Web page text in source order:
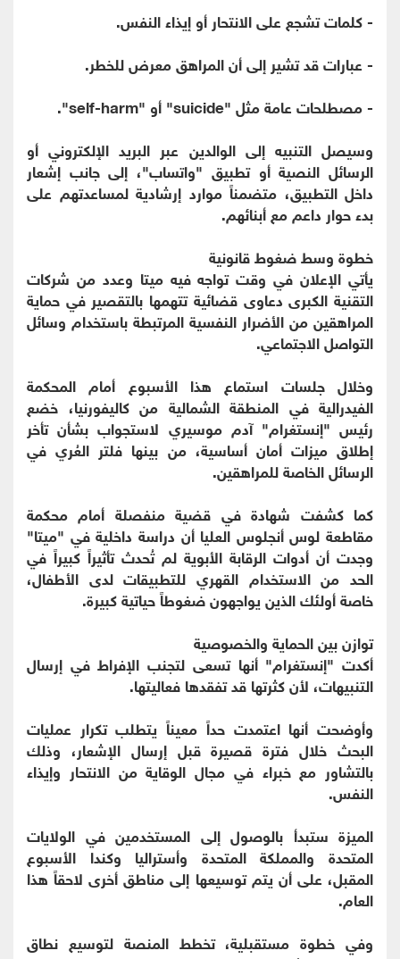
- كلمات تشجع على الانتحار أو إيذاء النفس.
- عبارات قد تشير إلى أن المراهق معرض للخطر.
- مصطلحات عامة مثل "suicide" أو "self-harm".
وسيصل التنبيه إلى الوالدين عبر البريد الإلكتروني أو
الرسائل النصية أو تطبيق "واتساب"، إلى جانب إشعار
داخل التطبيق، متضمناً موارد إرشادية لمساعدتهم على
بدء حوار داعم مع أبنائهم.
خطوة وسط ضغوط قانونية
يأتي الإعلان في وقت تواجه فيه ميتا وعدد من شركات
التقنية الكبرى دعاوى قضائية تتهمها بالتقصير في حماية
المراهقين من الأضرار النفسية المرتبطة باستخدام وسائل
التواصل الاجتماعي.
وخلال جلسات استماع هذا الأسبوع أمام المحكمة
الفيدرالية في المنطقة الشمالية من كاليفورنيا، خضع
رئيس "إنستغرام" آدم موسيري لاستجواب بشأن تأخر
إطلاق ميزات أمان أساسية، من بينها فلتر العُري في
الرسائل الخاصة للمراهقين.
كما كشفت شهادة في قضية منفصلة أمام محكمة
مقاطعة لوس أنجلوس العليا أن دراسة داخلية في "ميتا"
وجدت أن أدوات الرقابة الأبوية لم تُحدث تأثيراً كبيراً في
الحد من الاستخدام القهري للتطبيقات لدى الأطفال،
خاصة أولئك الذين يواجهون ضغوطاً حياتية كبيرة.
توازن بين الحماية والخصوصية
أكدت "إنستغرام" أنها تسعى لتجنب الإفراط في إرسال
التنبيهات، لأن كثرتها قد تفقدها فعاليتها.
وأوضحت أنها اعتمدت حداً معيناً يتطلب تكرار عمليات
البحث خلال فترة قصيرة قبل إرسال الإشعار، وذلك
بالتشاور مع خبراء في مجال الوقاية من الانتحار وإيذاء
النفس.
الميزة ستبدأ بالوصول إلى المستخدمين في الولايات
المتحدة والمملكة المتحدة وأستراليا وكندا الأسبوع
المقبل، على أن يتم توسيعها إلى مناطق أخرى لاحقاً هذا
العام.
وفي خطوة مستقبلية، تخطط المنصة لتوسيع نطاق